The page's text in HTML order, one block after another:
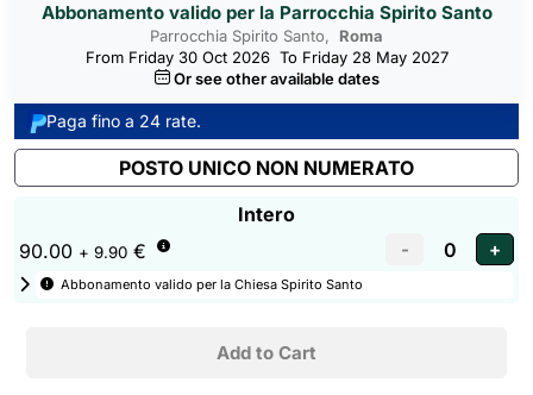
Abbonamento valido per la Parrocchia Spirito Santo
Parrocchia Spirito Santo, Roma
From Friday 30 Oct 2026 To Friday 28 May 2027
Or see other available dates
Paga fino a 24 rate.
POSTO UNICO NON NUMERATO
Intero
90.00 + 9.90 €
Abbonamento valido per la Chiesa Spirito Santo